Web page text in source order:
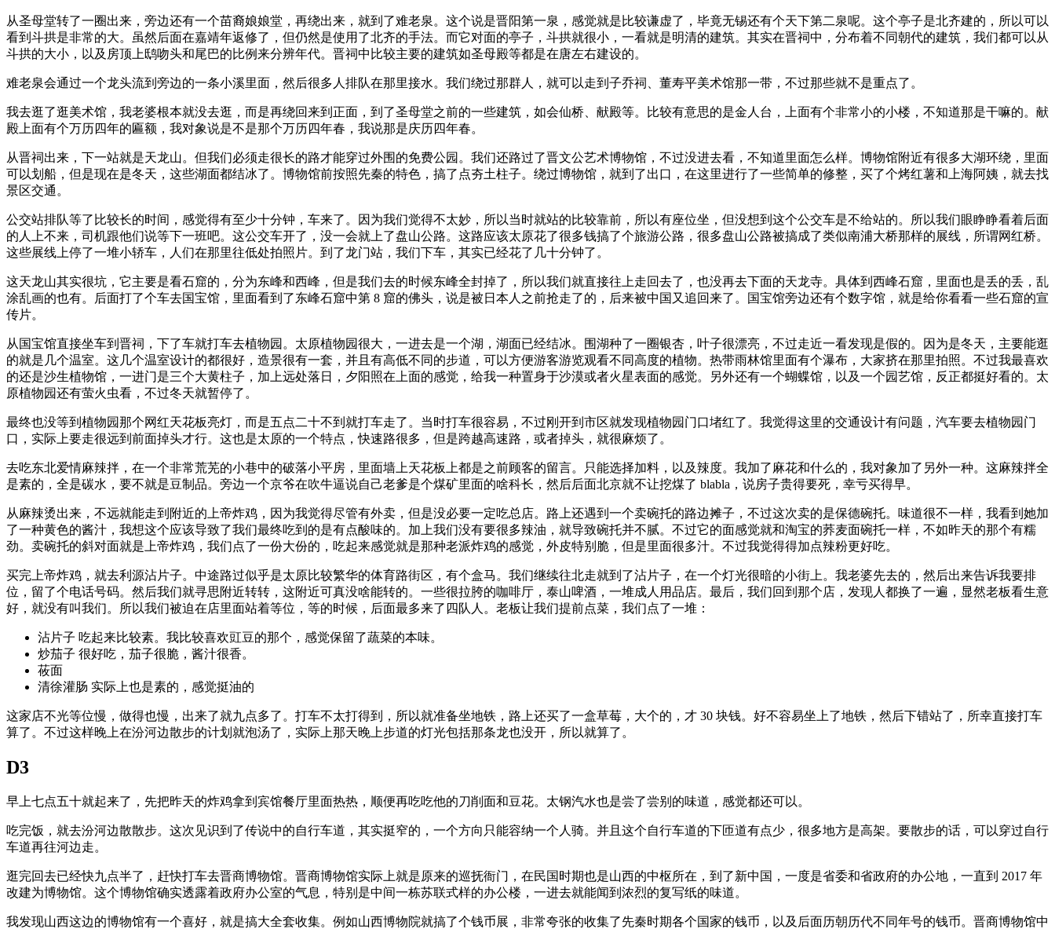
从圣母堂转了一圈出来，旁边还有一个苗裔娘娘堂，再绕出来，就到了难老泉。这个说是晋阳第一泉，感觉就是比较谦虚了，毕竟无锡还有个天下第二泉呢。这个亭子是北齐建的，所以可以
看到斗拱是非常的大。虽然后面在嘉靖年返修了，但仍然是使用了北齐的手法。而它对面的亭子，斗拱就很小，一看就是明清的建筑。其实在晋祠中，分布着不同朝代的建筑，我们都可以从
斗拱的大小，以及房顶上鸱吻头和尾巴的比例来分辨年代。晋祠中比较主要的建筑如圣母殿等都是在唐左右建设的。
难老泉会通过一个龙头流到旁边的一条小溪里面，然后很多人排队在那里接水。我们绕过那群人，就可以走到子乔祠、董寿平美术馆那一带，不过那些就不是重点了。
我去逛了逛美术馆，我老婆根本就没去逛，而是再绕回来到正面，到了圣母堂之前的一些建筑，如会仙桥、献殿等。比较有意思的是金人台，上面有个非常小的小楼，不知道那是干嘛的。献
殿上面有个万历四年的匾额，我对象说是不是那个万历四年春，我说那是庆历四年春。
从晋祠出来，下一站就是天龙山。但我们必须走很长的路才能穿过外围的免费公园。我们还路过了晋文公艺术博物馆，不过没进去看，不知道里面怎么样。博物馆附近有很多大湖环绕，里面
可以划船，但是现在是冬天，这些湖面都结冰了。博物馆前按照先秦的特色，搞了点夯土柱子。绕过博物馆，就到了出口，在这里进行了一些简单的修整，买了个烤红薯和上海阿姨，就去找
景区交通。
公交站排队等了比较长的时间，感觉得有至少十分钟，车来了。因为我们觉得不太妙，所以当时就站的比较靠前，所以有座位坐，但没想到这个公交车是不给站的。所以我们眼睁睁看着后面
的人上不来，司机跟他们说等下一班吧。这公交车开了，没一会就上了盘山公路。这路应该太原花了很多钱搞了个旅游公路，很多盘山公路被搞成了类似南浦大桥那样的展线，所谓网红桥。
这些展线上停了一堆小轿车，人们在那里往低处拍照片。到了龙门站，我们下车，其实已经花了几十分钟了。
这天龙山其实很坑，它主要是看石窟的，分为东峰和西峰，但是我们去的时候东峰全封掉了，所以我们就直接往上走回去了，也没再去下面的天龙寺。具体到西峰石窟，里面也是丢的丢，乱
涂乱画的也有。后面打了个车去国宝馆，里面看到了东峰石窟中第 8 窟的佛头，说是被日本人之前抢走了的，后来被中国又追回来了。国宝馆旁边还有个数字馆，就是给你看看一些石窟的宣
传片。
从国宝馆直接坐车到晋祠，下了车就打车去植物园。太原植物园很大，一进去是一个湖，湖面已经结冰。围湖种了一圈银杏，叶子很漂亮，不过走近一看发现是假的。因为是冬天，主要能逛
的就是几个温室。这几个温室设计的都很好，造景很有一套，并且有高低不同的步道，可以方便游客游览观看不同高度的植物。热带雨林馆里面有个瀑布，大家挤在那里拍照。不过我最喜欢
的还是沙生植物馆，一进门是三个大黄柱子，加上远处落日，夕阳照在上面的感觉，给我一种置身于沙漠或者火星表面的感觉。另外还有一个蝴蝶馆，以及一个园艺馆，反正都挺好看的。太
原植物园还有萤火虫看，不过冬天就暂停了。
最终也没等到植物园那个网红天花板亮灯，而是五点二十不到就打车走了。当时打车很容易，不过刚开到市区就发现植物园门口堵红了。我觉得这里的交通设计有问题，汽车要去植物园门
口，实际上要走很远到前面掉头才行。这也是太原的一个特点，快速路很多，但是跨越高速路，或者掉头，就很麻烦了。
去吃东北爱情麻辣拌，在一个非常荒芜的小巷中的破落小平房，里面墙上天花板上都是之前顾客的留言。只能选择加料，以及辣度。我加了麻花和什么的，我对象加了另外一种。这麻辣拌全
是素的，全是碳水，要不就是豆制品。旁边一个京爷在吹牛逼说自己老爹是个煤矿里面的啥科长，然后后面北京就不让挖煤了 blabla，说房子贵得要死，幸亏买得早。
从麻辣烫出来，不远就能走到附近的上帝炸鸡，因为我觉得尽管有外卖，但是没必要一定吃总店。路上还遇到一个卖碗托的路边摊子，不过这次卖的是保德碗托。味道很不一样，我看到她加
了一种黄色的酱汁，我想这个应该导致了我们最终吃到的是有点酸味的。加上我们没有要很多辣油，就导致碗托并不腻。不过它的面感觉就和淘宝的荞麦面碗托一样，不如昨天的那个有糯
劲。卖碗托的斜对面就是上帝炸鸡，我们点了一份大份的，吃起来感觉就是那种老派炸鸡的感觉，外皮特别脆，但是里面很多汁。不过我觉得得加点辣粉更好吃。
买完上帝炸鸡，就去利源沾片子。中途路过似乎是太原比较繁华的体育路街区，有个盒马。我们继续往北走就到了沾片子，在一个灯光很暗的小街上。我老婆先去的，然后出来告诉我要排
位，留了个电话号码。然后我们就寻思附近转转，这附近可真没啥能转的。一些很拉胯的咖啡厅，泰山啤酒，一堆成人用品店。最后，我们回到那个店，发现人都换了一遍，显然老板看生意
好，就没有叫我们。所以我们被迫在店里面站着等位，等的时候，后面最多来了四队人。老板让我们提前点菜，我们点了一堆：
沾片子 吃起来比较素。我比较喜欢豇豆的那个，感觉保留了蔬菜的本味。
炒茄子 很好吃，茄子很脆，酱汁很香。
莜面
清徐灌肠 实际上也是素的，感觉挺油的
这家店不光等位慢，做得也慢，出来了就九点多了。打车不太打得到，所以就准备坐地铁，路上还买了一盒草莓，大个的，才 30 块钱。好不容易坐上了地铁，然后下错站了，所幸直接打车
算了。不过这样晚上在汾河边散步的计划就泡汤了，实际上那天晚上步道的灯光包括那条龙也没开，所以就算了。
D3
早上七点五十就起来了，先把昨天的炸鸡拿到宾馆餐厅里面热热，顺便再吃吃他的刀削面和豆花。太钢汽水也是尝了尝别的味道，感觉都还可以。
吃完饭，就去汾河边散散步。这次见识到了传说中的自行车道，其实挺窄的，一个方向只能容纳一个人骑。并且这个自行车道的下匝道有点少，很多地方是高架。要散步的话，可以穿过自行
车道再往河边走。
逛完回去已经快九点半了，赶快打车去晋商博物馆。晋商博物馆实际上就是原来的巡抚衙门，在民国时期也是山西的中枢所在，到了新中国，一度是省委和省政府的办公地，一直到 2017 年
改建为博物馆。这个博物馆确实透露着政府办公室的气息，特别是中间一栋苏联式样的办公楼，一进去就能闻到浓烈的复写纸的味道。
我发现山西这边的博物馆有一个喜好，就是搞大全套收集。例如山西博物院就搞了个钱币展，非常夸张的收集了先秦时期各个国家的钱币，以及后面历朝历代不同年号的钱币。晋商博物馆中